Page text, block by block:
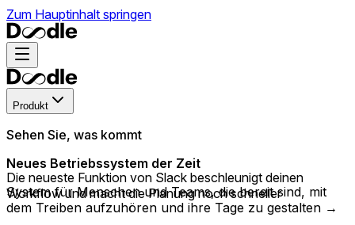
Zum Hauptinhalt springen
Produkt
Sehen Sie, was kommt
Neues Betriebssystem der Zeit
System für Menschen und Teams, die bereit sind, mit
dem Treiben aufzuhören und ihre Tage zu gestalten →
Die neueste Funktion von Slack beschleunigt deinen
Workflow und macht die Planung noch schneller